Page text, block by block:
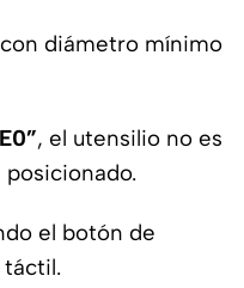
diámetro mínimo
, el utensilio no es
el botón de
táctil.